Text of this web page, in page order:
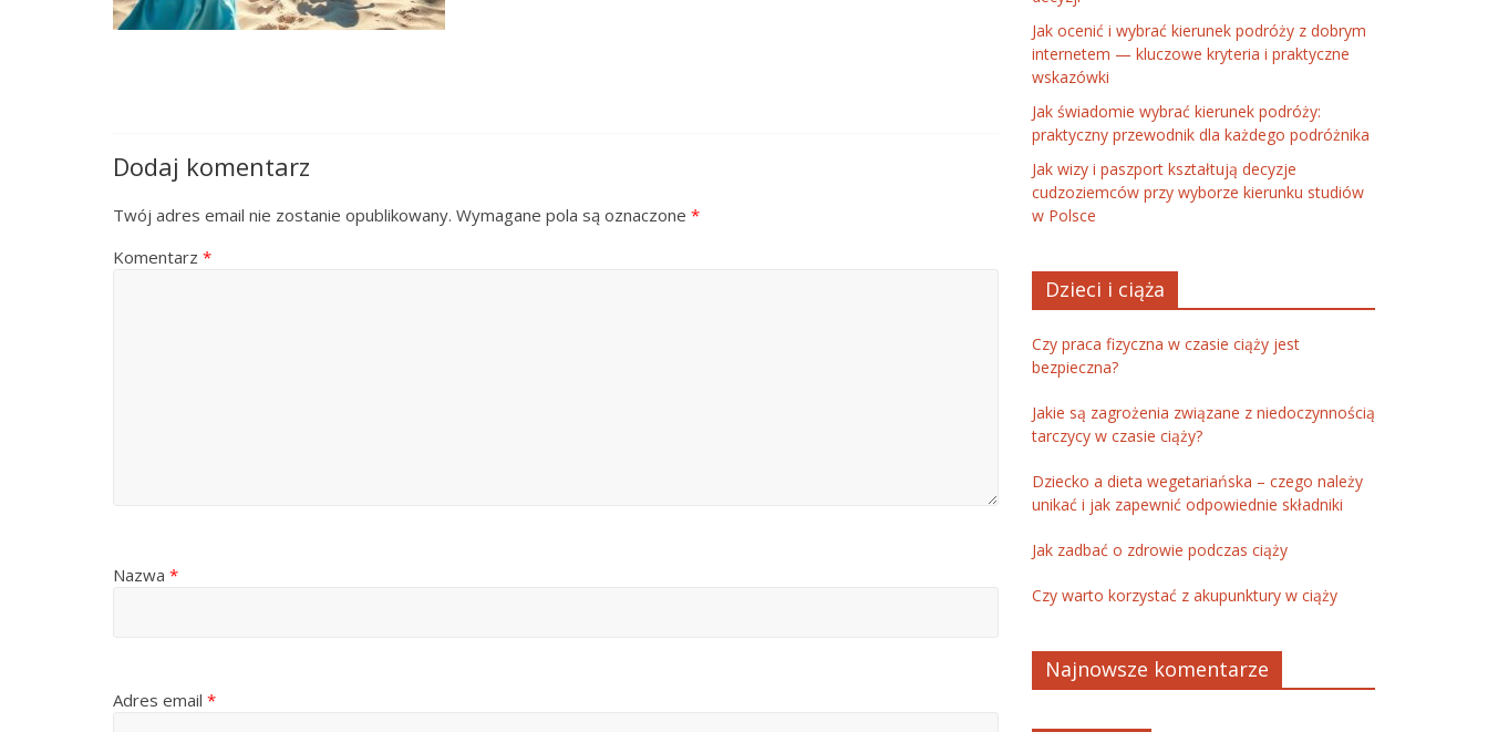
Dodaj komentarz
Twój adres email nie zostanie opublikowany. Wymagane pola są oznaczone *
Komentarz *
Nazwa *
Adres email *
Jak ocenić i wybrać kierunek podróży z dobrym
internetem — kluczowe kryteria i praktyczne
wskazówki
Jak świadomie wybrać kierunek podróży:
praktyczny przewodnik dla każdego podróżnika
Jak wizy i paszport kształtują decyzje
cudzoziemców przy wyborze kierunku studiów
w Polsce
Dzieci i ciąża
Czy praca fizyczna w czasie ciąży jest
bezpieczna?
Jakie są zagrożenia związane z niedoczynnością
tarczycy w czasie ciąży?
Dziecko a dieta wegetariańska – czego należy
unikać i jak zapewnić odpowiednie składniki
Jak zadbać o zdrowie podczas ciąży
Czy warto korzystać z akupunktury w ciąży
Najnowsze komentarze